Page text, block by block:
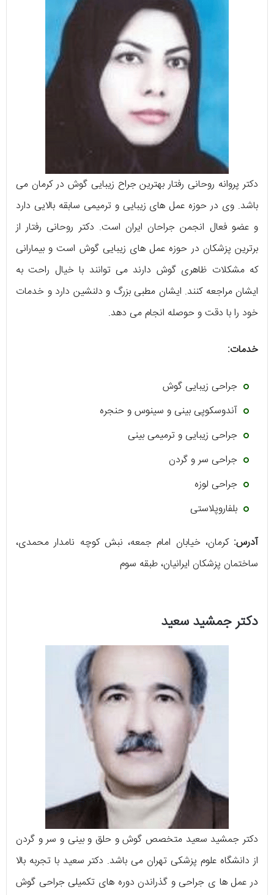
دکتر پروانه روحانی رفتار بهترین جراح زیبایی گوش در کرمان می
باشد. وی در حوزه عمل های زیبایی و ترمیمی سابقه بالایی دارد
و عضو فعال انجمن جراحان ایران است. دکتر روحانی رفتار از
برترین پزشکان در حوزه عمل های زیبایی گوش است و بیمارانی
که مشکلات ظاهری گوش دارند می توانند با خیال راحت به
ایشان مراجعه کنند. ایشان مطبی بزرگ و دلنشین دارد و خدمات
خود را با دقت و حوصله انجام می دهد.
خدمات:
جراحی زیبایی گوش
آندوسکوپی بینی و سینوس و حنجره
جراحی زیبایی و ترمیمی بینی
جراحی سر و گردن
جراحی لوزه
بلفاروپلاستی
آدرس: کرمان، خیابان امام جمعه، نبش کوچه نامدار محمدی،
ساختمان پزشکان ایرانیان، طبقه سوم
دکتر جمشید سعید
دکتر جمشید سعید متخصص گوش و حلق و بینی و سر و گردن
از دانشگاه علوم پزشکی تهران می باشد. دکتر سعید با تجربه بالا
در عمل ها ی جراحی و گذراندن دوره های تکمیلی جراحی گوش